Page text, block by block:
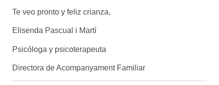
Te veo pronto y feliz crianza,
Elisenda Pascual i Martí
Psicóloga y psicoterapeuta
Directora de Acompanyament Familiar